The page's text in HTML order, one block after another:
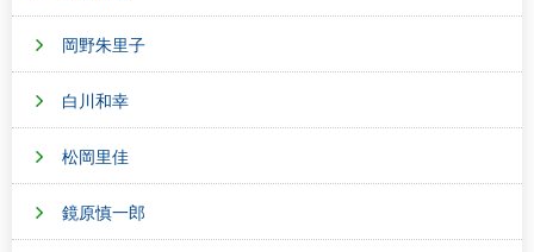
岡野朱里子
白川和幸
松岡里佳
鏡原慎一郎